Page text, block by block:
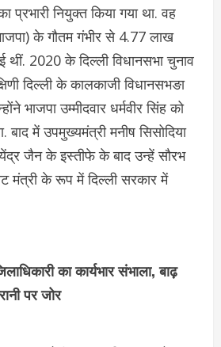
प्रभारी नियुक्त किया गया था. वह
के गौतम गंभीर से 4.77 लाख
थीं. 2020 के दिल्ली विधानसभा चुनाव
दिल्ली के कालकाजी विधानसभङा
भाजपा उम्मीदवार धर्मवीर सिंह को
बाद में उपमुख्यमंत्री मनीष सिसोदिया
जैन के इस्तीफे के बाद उन्हें सौरभ
मंत्री के रूप में दिल्ली सरकार में
का कार्यभार संभाला, बाढ़
पर जोर